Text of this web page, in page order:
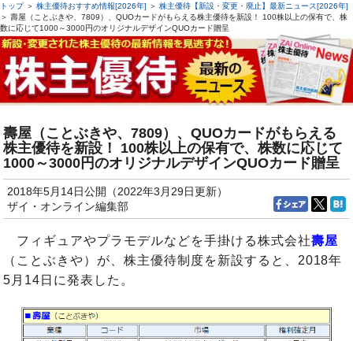
トップ＞ 株主優待おすすめ情報[2026年] ＞ 株主優待【新設・変更・廃止】最新ニュース[2026年]
＞ 壽屋（ことぶきや、7809）、QUOカードがもらえる株主優待を新設！ 100株以上の保有で、株
数に応じて1000～3000円のオリジナルデザインQUOカード贈呈
壽屋（ことぶきや、7809）、QUOカードがもらえる
株主優待を新設！ 100株以上の保有で、株数に応じて
1000～3000円のオリジナルデザインQUOカード贈呈
2018年5月14日公開（2022年3月29日更新）
ザイ・オンライン編集部
フィギュアやプラモデルなどを手掛ける株式会社壽屋
（ことぶきや）が、株主優待制度を新設すると、2018年
5月14日に発表した。